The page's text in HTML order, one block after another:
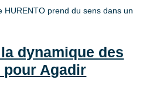
HURENTO prend du sens dans un
dynamique des
Agadir